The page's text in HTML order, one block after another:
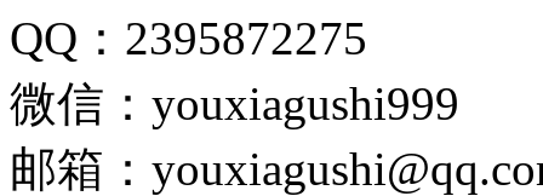
QQ：2395872275
微信：youxiagushi999
邮箱：